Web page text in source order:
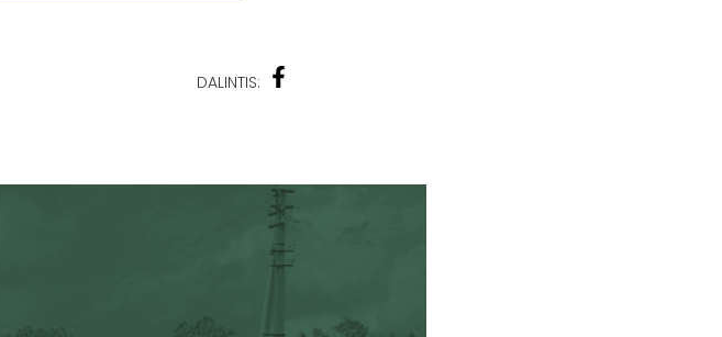
DALINTIS: